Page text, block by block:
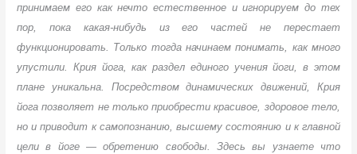
принимаем его как нечто естественное и игнорируем до тех
пор, пока какая-нибудь из его частей не перестает
функционировать. Только тог­да начинаем понимать, как много
упустили. Крия йога, как раздел единого учения йоги, в этом
плане уникальна. Посредством динамических движений, Крия
йога позволяет не только приобрести красивое, здоровое тело,
но и приводит к самопознанию, высшему состоянию и к главной
цели в йоге — обретению свободы. Здесь вы узнаете что